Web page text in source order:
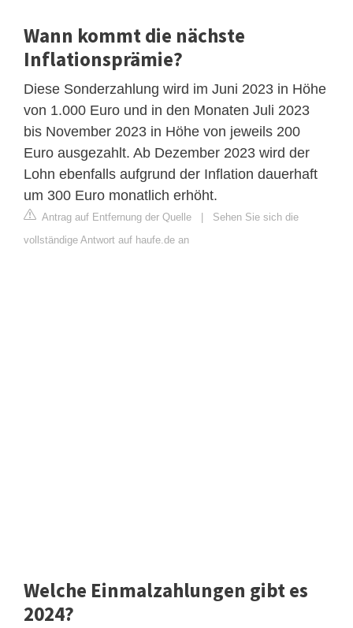
Wann kommt die nächste
Inflationsprämie?
Diese Sonderzahlung wird im Juni 2023 in Höhe
von 1.000 Euro und in den Monaten Juli 2023
bis November 2023 in Höhe von jeweils 200
Euro ausgezahlt. Ab Dezember 2023 wird der
Lohn ebenfalls aufgrund der Inflation dauerhaft
um 300 Euro monatlich erhöht.
Antrag auf Entfernung der Quelle
Sehen Sie sich die
vollständige Antwort auf haufe.de an
Welche Einmalzahlungen gibt es
2024?